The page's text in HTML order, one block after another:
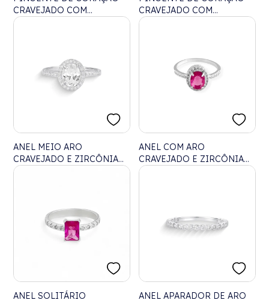
CRAVEJADO COM
ZIRCÔNIAS BRANCAS E
CRAVEJADO COM
ZIRCÔNIAS CRISTAL COM
ANEL MEIO ARO
CRAVEJADO E ZIRCÔNIA
CRISTAL OVAL NO CENTRO
ANEL COM ARO
CRAVEJADO E ZIRCÔNIA
OVAL RUBI ROSE
ANEL SOLITÁRIO
ANEL APARADOR DE ARO